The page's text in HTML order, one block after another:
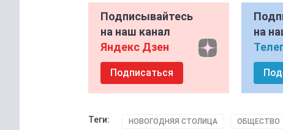
Подписывайтесь
на наш канал
Яндекс Дзен
Подписаться
на
Теги: НОВОГОДНЯЯ СТОЛИЦА ОБЩЕСТВО